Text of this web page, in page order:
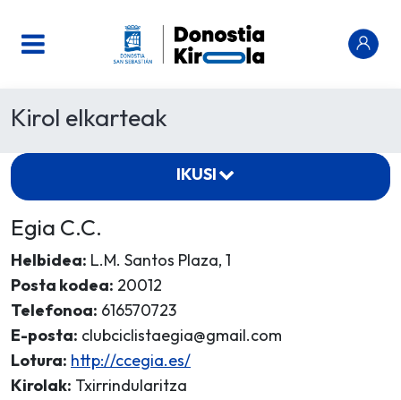
Kirol elkarteak
Egia C.C.
Helbidea: L.M. Santos Plaza, 1
Posta kodea: 20012
Telefonoa: 616570723
E-posta: clubciclistaegia@gmail.com
Lotura: http://ccegia.es/
Kirolak: Txirrindularitza
IKUSI